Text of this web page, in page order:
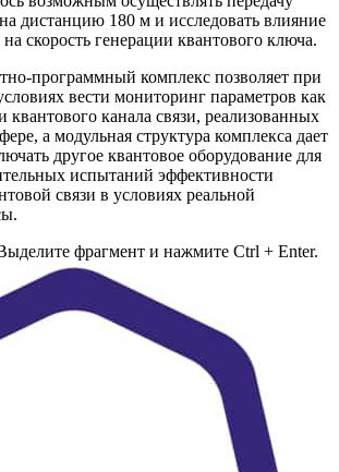
дистанцию 180 м и исследовать влияние
скорость генерации квантового ключа.
программный комплекс позволяет при
вести мониторинг параметров как
квантового канала связи, реализованных
а модульная структура комплекса дает
другое квантовое оборудование для
испытаний эффективности
связи в условиях реальной
фрагмент и нажмите Ctrl + Enter.